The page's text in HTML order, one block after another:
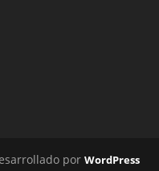
por WordPress